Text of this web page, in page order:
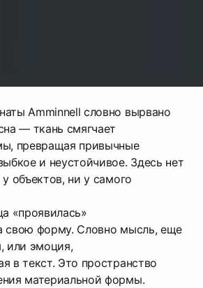
Amminnell словно вырвано
— ткань смягчает
превращая привычные
и неустойчивое. Здесь нет
объектов, ни у самого
«проявилась»
свою форму. Словно мысль, еще
или эмоция,
в текст. Это пространство
материальной формы.